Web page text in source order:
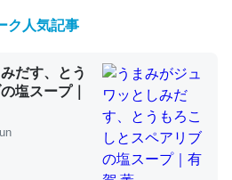
っと前の伏線」は回収されないけ
い分量。進化すればするほど分
ての考察（１） - conceptualization
ク人気記事
だす、とう
塩スープ｜